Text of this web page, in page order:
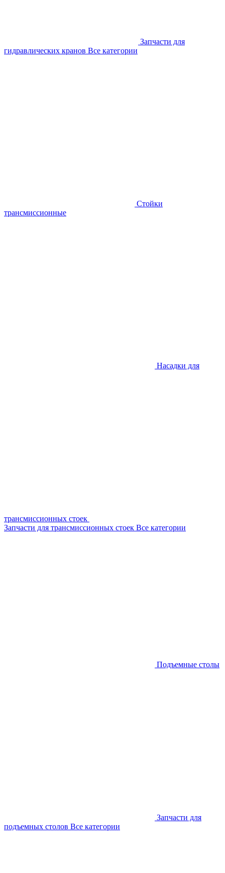
Запчасти для
гидравлических кранов Все категории
Стойки
трансмиссионные
Насадки для
трансмиссионных стоек
Запчасти для трансмиссионных стоек Все категории
Подъемные столы
Запчасти для
подъемных столов Все категории